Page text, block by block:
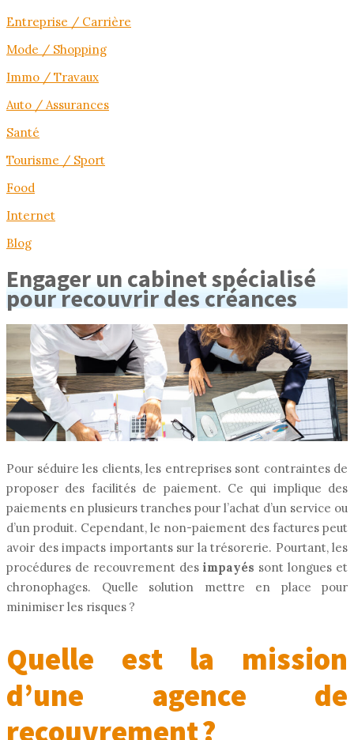
Entreprise / Carrière
Mode / Shopping
Immo / Travaux
Auto / Assurances
Santé
Tourisme / Sport
Food
Internet
Blog
Engager un cabinet spécialisé
pour recouvrir des créances
Pour séduire les clients, les entreprises sont contraintes de
proposer des facilités de paiement. Ce qui implique des
paiements en plusieurs tranches pour l’achat d’un service ou
d’un produit. Cependant, le non-paiement des factures peut
avoir des impacts importants sur la trésorerie. Pourtant, les
procédures de recouvrement des impayés sont longues et
chronophages. Quelle solution mettre en place pour
minimiser les risques ?
Quelle est la mission
d’une agence de
recouvrement ?